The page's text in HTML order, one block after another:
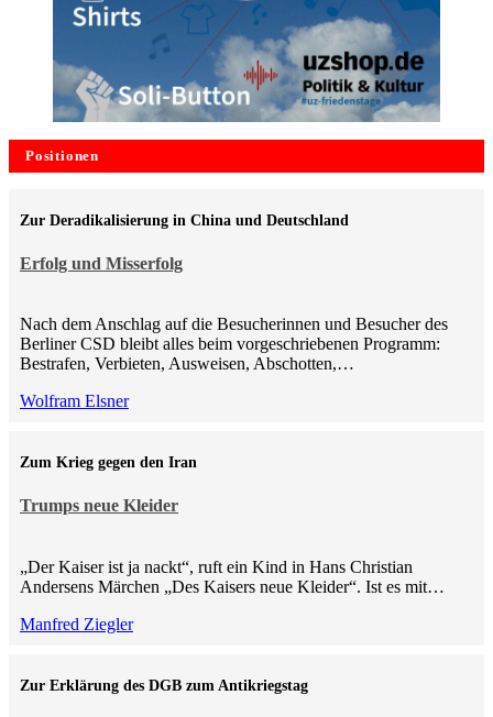
Positionen
Erfolg und Misserfolg
Zur Deradikalisierung in China und Deutschland
Nach dem Anschlag auf die Besucherinnen und Besucher des
Berliner CSD bleibt alles beim vorgeschriebenen Programm:
Bestrafen, Verbieten, Ausweisen, Abschotten,…
Wolfram Elsner
Trumps neue Kleider
Zum Krieg gegen den Iran
„Der Kaiser ist ja nackt“, ruft ein Kind in Hans Christian
Andersens Märchen „Des Kaisers neue Kleider“. Ist es mit…
Manfred Ziegler
Zur Erklärung des DGB zum Antikriegstag